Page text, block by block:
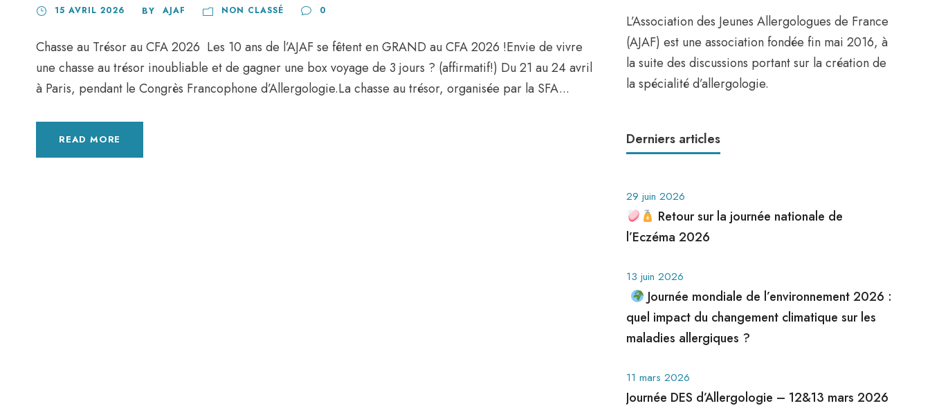
15 AVRIL 2026 BY AJAF NON CLASSÉ 0
Chasse au Trésor au CFA 2026 Les 10 ans de l’AJAF se fêtent en GRAND au CFA 2026 !Envie de vivre
une chasse au trésor inoubliable et de gagner une box voyage de 3 jours ? (affirmatif!) Du 21 au 24 avril
à Paris, pendant le Congrès Francophone d’Allergologie.La chasse au trésor, organisée par la SFA...
READ MORE
L’Association des Jeunes Allergologues de France
(AJAF) est une association fondée fin mai 2016, à
la suite des discussions portant sur la création de
la spécialité d’allergologie.
Derniers articles
29 juin 2026
Retour sur la journée nationale de
l’Eczéma 2026
13 juin 2026
Journée mondiale de l’environnement 2026 :
quel impact du changement climatique sur les
maladies allergiques ?
11 mars 2026
Journée DES d’Allergologie – 12&13 mars 2026